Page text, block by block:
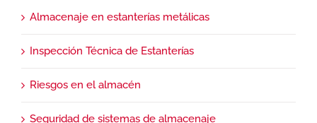
Almacenaje en estanterías metálicas
Inspección Técnica de Estanterías
Riesgos en el almacén
Seguridad de sistemas de almacenaje